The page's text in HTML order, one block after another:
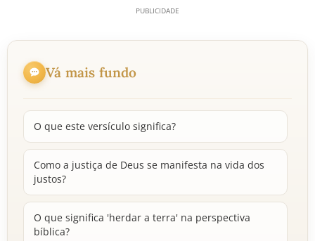
Vá mais fundo
O que este versículo significa?
Como a justiça de Deus se manifesta na vida dos
justos?
O que significa 'herdar a terra' na perspectiva
bíblica?